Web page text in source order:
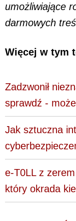
umożliwiające
darmowych
Więcej w tym
Zadzwonił
sprawdź -
Jak sztuczna
e-T0LL z
który okrada